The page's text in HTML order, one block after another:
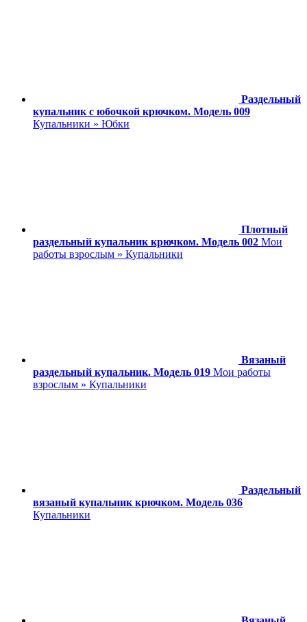
Раздельный
купальник с юбочкой крючком. Модель 009
Купальники » Юбки
Плотный
раздельный купальник крючком. Модель 002 Мои
работы взрослым » Купальники
Вязаный
раздельный купальник. Модель 019 Мои работы
взрослым » Купальники
Раздельный
вязаный купальник крючком. Модель 036
Купальники